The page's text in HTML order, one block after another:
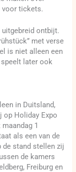
voor tickets.
uitgebreid ontbijt.
met verse
is niet alleen een
later ook
in Duitsland,
op Holiday Expo
1
als een van de
de stand stellen zij
de kamers
Freiburg en